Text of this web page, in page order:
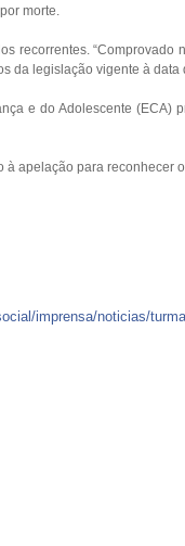
morte.
recorrentes.
da legislação vigente à
e do Adolescente
à apelação para
imprensa/noticias/